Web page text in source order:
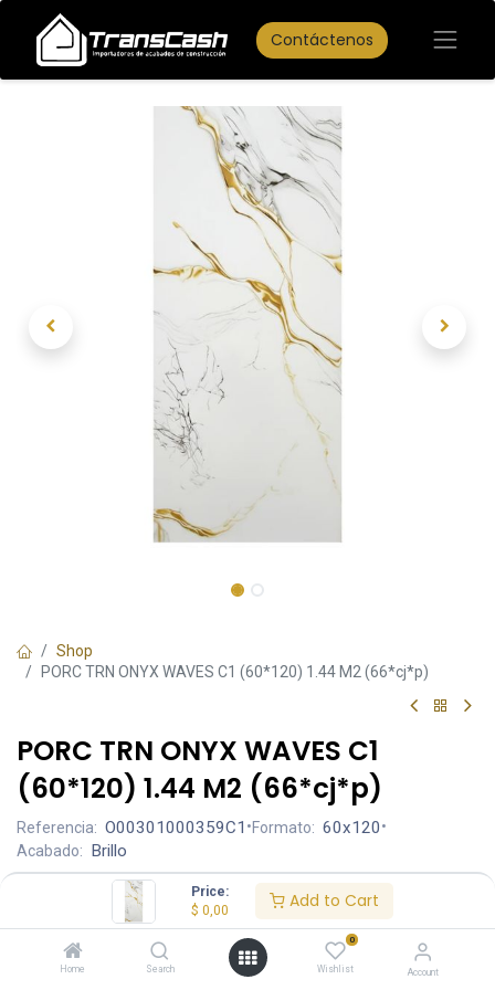
Price:
$ 0,00 Add to Cart
Home Search
0
Wishlist Account
Contáctenos
Shop
PORC TRN ONYX WAVES C1 (60*120) 1.44 M2 (66*cj*p)
PORC TRN ONYX WAVES C1
(60*120) 1.44 M2 (66*cj*p)
Referencia: O00301000359C1 •Formato: 60x120•
Acabado: Brillo